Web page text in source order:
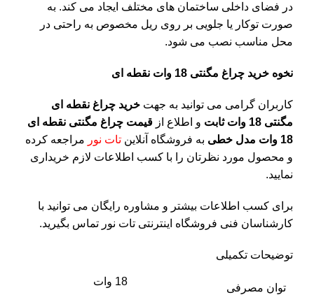
در فضای داخلی ساختمان های مختلف ایجاد می کند. به
صورت توکار یا جلویی بر روی ریل مخصوص به راحتی در
محل مناسب نصب می شود.
نخوه خرید چراغ مگنتی 18 وات نقطه ای
کاربران گرامی می توانید به جهت خرید چراغ نقطه ای
مگنتی 18 وات ثابت
و اطلاع از قیمت چراغ مگنتی نقطه ای
18 وات مدل خطی
به فروشگاه آنلاین تات نور مراجعه کرده
و محصول مورد نظرتان را با کسب اطلاعات لازم خریداری
نمایید.
برای کسب اطلاعات بیشتر و مشاوره رایگان می توانید با
کارشناسان فنی فروشگاه اینترنتی تات نور تماس بگیرید.
توضیحات تکمیلی
توان مصرفی
18 وات